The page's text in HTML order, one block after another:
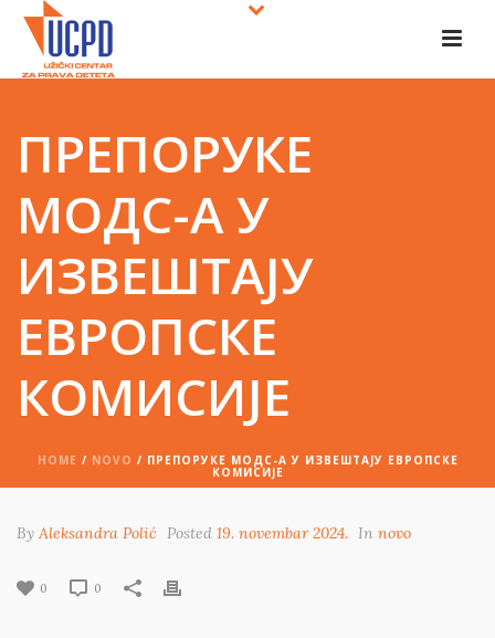
ПРЕПОРУКЕ
МОДС-А У
ИЗВЕШТАЈУ
ЕВРОПСКЕ
КОМИСИЈЕ
HOME / NOVO / ПРЕПОРУКЕ МОДС-А У ИЗВЕШТАЈУ ЕВРОПСКЕ
КОМИСИЈЕ
By Aleksandra Polić Posted 19. novembar 2024. In novo
0 0